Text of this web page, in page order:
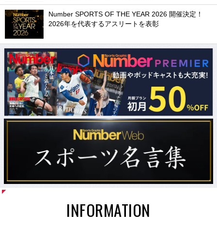
Number SPORTS OF THE YEAR 2026 開催決定！
2026年を代表するアスリートを表彰
INFORMATION